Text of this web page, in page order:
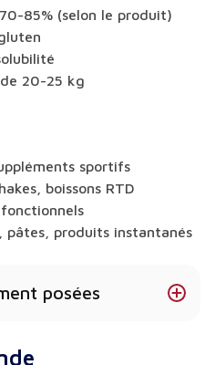
85% (selon le produit)
20-25 kg
sportifs
boissons RTD
pâtes, produits instantanés
posées